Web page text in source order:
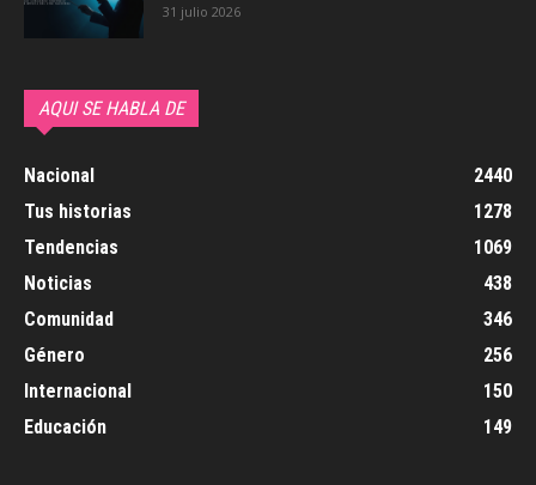
31 julio 2026
AQUI SE HABLA DE
Nacional
2440
Tus historias
1278
Tendencias
1069
Noticias
438
Comunidad
346
Género
256
Internacional
150
Educación
149